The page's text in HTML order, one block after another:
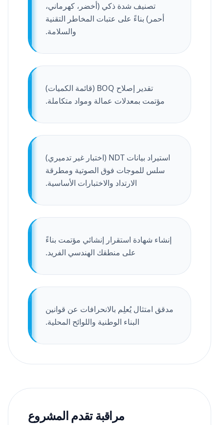
تصنيف شدة ذكي (أخضر، كهرماني،
أحمر) بناءً على عتبات المخاطر التقنية
والسلامة.
تقدير إصلاح BOQ (قائمة الكميات)
مؤتمت بمعدلات عمالة ومواد متكاملة.
استيراد بيانات NDT (اختبار غير تدميري)
سلس للموجات فوق الصوتية ومطرقة
الارتداد والاختبارات الأساسية.
إنشاء شهادة استقرار إنشائي مؤتمت بناءً
على منطقك الهندسي الفريد.
مدقق امتثال يُعلِم بالانحرافات عن قوانين
البناء الوطنية واللوائح المحلية.
مراقبة تقدم المشروع